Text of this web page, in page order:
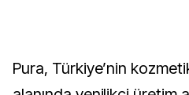
Pura, Türkiye’nin